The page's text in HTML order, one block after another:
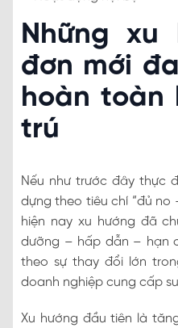
Những xu
đơn mới
hoàn toàn
trú
Nếu như trước đây thực
dựng theo tiêu chí “đủ no
hiện nay xu hướng đã
dưỡng – hấp dẫn – hạn
theo sự thay đổi lớn
doanh nghiệp cung cấp
Xu hướng đầu tiên là